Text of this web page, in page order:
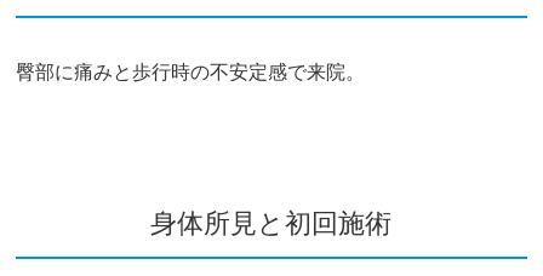
臀部に痛みと歩行時の不安定感で来院。
身体所見と初回施術